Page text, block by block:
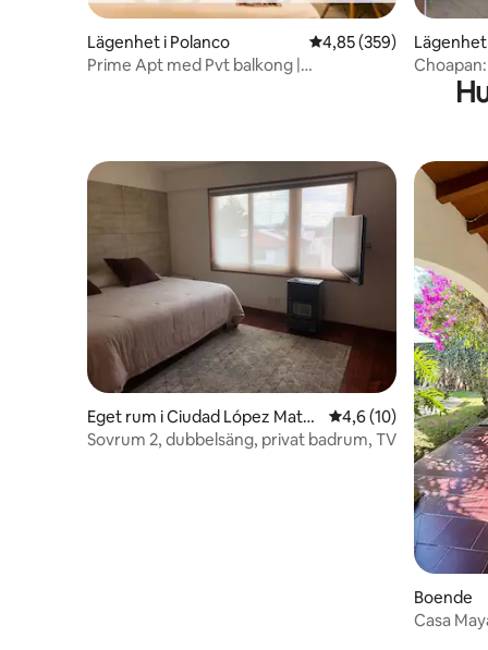
Lägenhet i Polanco 4,85 av 5 i
4,85 (359)
Prime Apt med Pvt balkong |
Condesa
Eget rum i Ciudad López Mate
os
4,6 av 5 i
4,6 (10)
Sovrum 2, dubbelsäng, privat badrum, TV
Boende
Casa